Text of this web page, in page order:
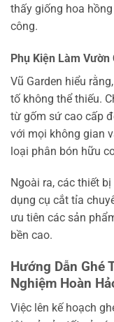
thấy giống hoa
công.
Phụ Kiện Làm
Vũ Garden hiểu
tố không thể thiếu.
từ gốm sứ cao cấp
với mọi không gian
loại phân bón hữu
Ngoài ra, các thiết
dụng cụ cắt tỉa
ưu tiên các sản
bền cao.
Hướng Dẫn Ghé
Nghiệm Hoàn
Việc lên kế hoạch